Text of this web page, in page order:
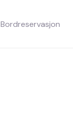
Bordreservasjon